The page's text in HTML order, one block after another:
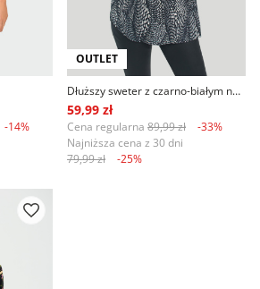
-14%
OUTLET
Dłuższy sweter z czarno-białym nadrukiem
59,99 zł
Cena regularna 89,99 zł
-33%
Najniższa cena z 30 dni
79,99 zł
-25%